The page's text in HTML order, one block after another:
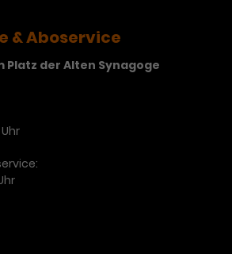
& Aboservice
Platz der Alten Synagoge